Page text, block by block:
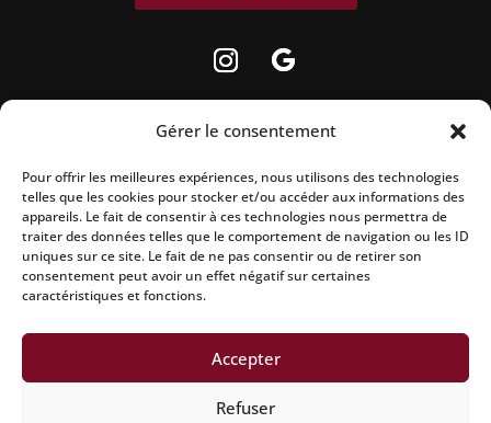
Gérer le consentement
Pour offrir les meilleures expériences, nous utilisons des technologies
telles que les cookies pour stocker et/ou accéder aux informations des
appareils. Le fait de consentir à ces technologies nous permettra de
traiter des données telles que le comportement de navigation ou les ID
uniques sur ce site. Le fait de ne pas consentir ou de retirer son
consentement peut avoir un effet négatif sur certaines
caractéristiques et fonctions.
Accepter
Refuser
La vente d’alcool est strictement interdite aux
mineurs.
L’abus d’alcool est dangereux pour la santé, à
consommer avec modération.
Politique de confidentialité